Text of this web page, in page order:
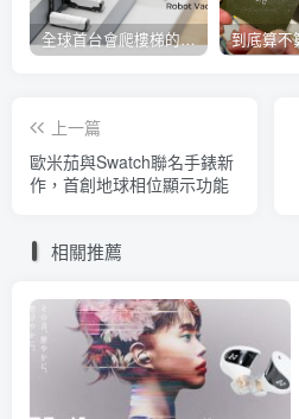
全球首台會爬樓梯的掃地機器人
上一篇
歐米茄與Swatch聯名手錶新
作，首創地球相位顯示功能
相關推薦